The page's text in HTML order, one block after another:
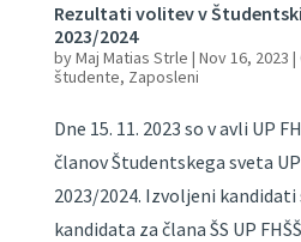
Rezultati volitev v Študentski
2023/2024
byMaj Matias Strle | Nov 16, 2023 |
študente, Zaposleni
Dne 15. 11. 2023 so v avli UP
članov Študentskega sveta
2023/2024. Izvoljeni kandidati
kandidata za člana ŠS UP